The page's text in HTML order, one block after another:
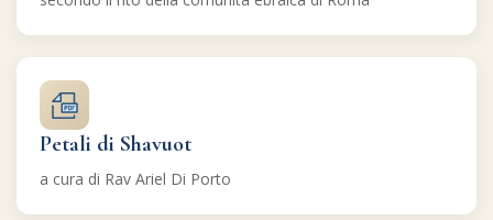
Petali di Shavuot
a cura di Rav Ariel Di Porto